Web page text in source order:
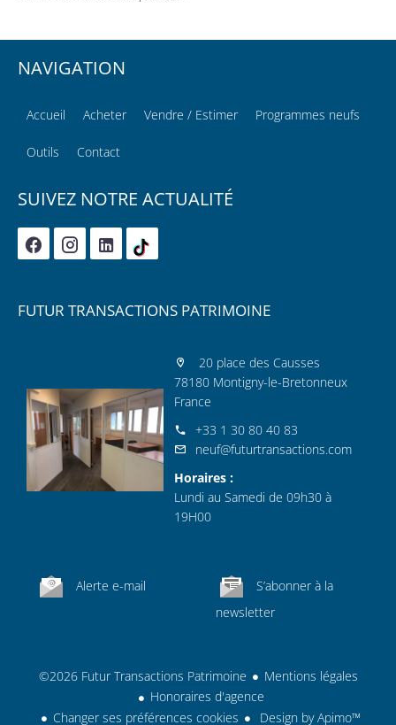
NAVIGATION
Accueil Acheter Vendre / Estimer Programmes neufs
Outils Contact
SUIVEZ NOTRE ACTUALITÉ
FUTUR TRANSACTIONS PATRIMOINE
20 place des Causses
78180 Montigny-le-Bretonneux
France
+33 1 30 80 40 83
neuf@futurtransactions.com
Horaires :
Lundi au Samedi de 09h30 à
19H00
Alerte e-mail
S’abonner à la
newsletter
©2026 Futur Transactions Patrimoine
Mentions légales
Honoraires d'agence
Changer ses préférences cookies
Design byApimo™